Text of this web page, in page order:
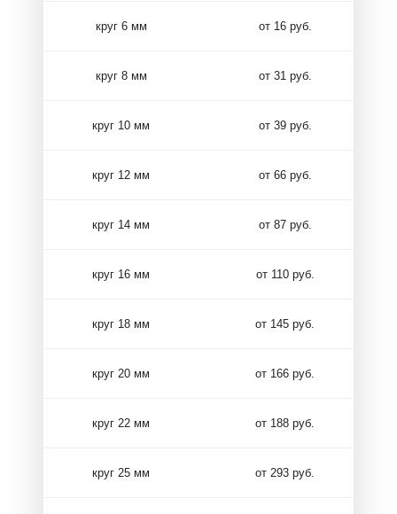
круг 6 мм от 16 руб.
круг 8 мм от 31 руб.
круг 10 мм от 39 руб.
круг 12 мм от 66 руб.
круг 14 мм от 87 руб.
круг 16 мм от 110 руб.
круг 18 мм от 145 руб.
круг 20 мм от 166 руб.
круг 22 мм от 188 руб.
круг 25 мм от 293 руб.